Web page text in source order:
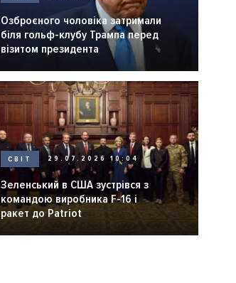
Озброєного чоловіка затримали
біля гольф-клубу Трампа перед
візитом президента
СВІТ 29.07.2026 10:04
Зеленський в США зустрівся з
командою виробника F-16 і
ракет до Patriot